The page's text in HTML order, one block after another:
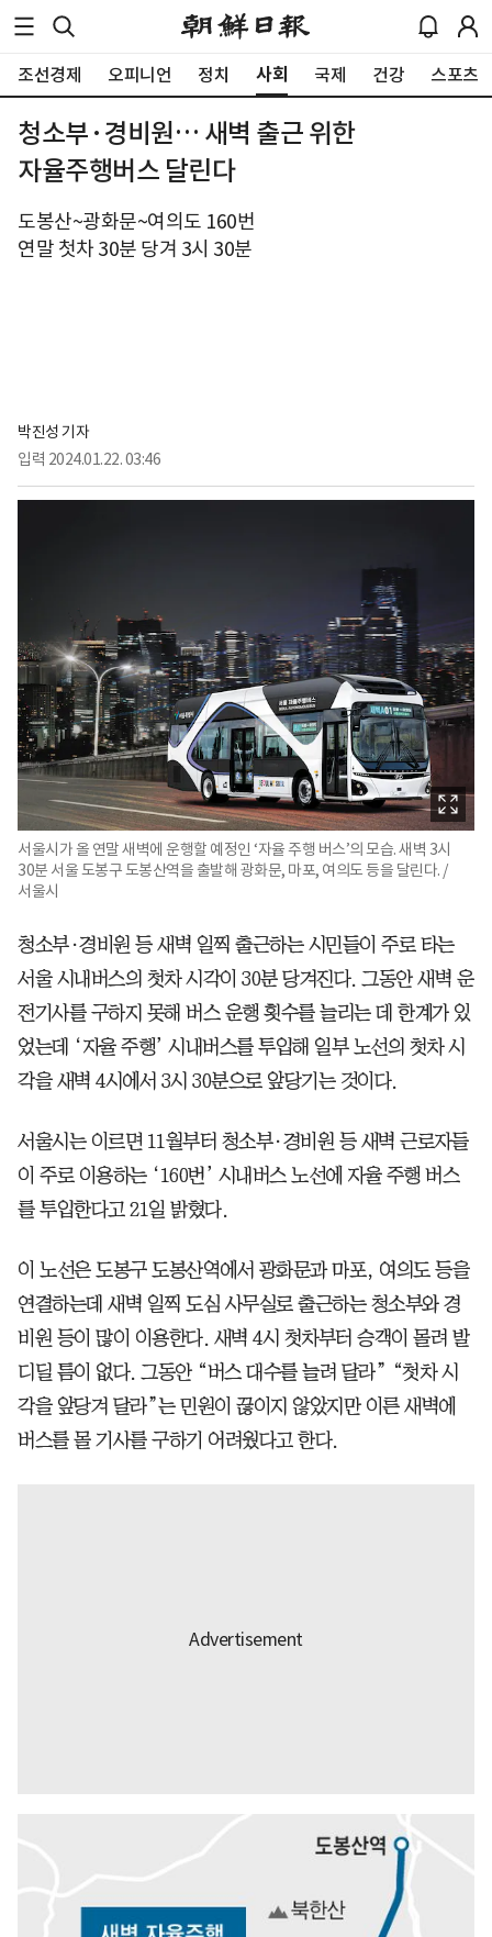
조선경제 오피니언 정치 사회 국제 건강 스포츠
청소부·경비원… 새벽 출근 위한
자율주행버스 달린다
도봉산~광화문~여의도 160번
연말 첫차 30분 당겨 3시 30분
박진성 기자
입력 2024.01.22. 03:46
서울시가 올 연말 새벽에 운행할 예정인 ‘자율 주행 버스’의 모습. 새벽 3시
30분 서울 도봉구 도봉산역을 출발해 광화문, 마포, 여의도 등을 달린다. /
서울시
청소부·경비원 등 새벽 일찍 출근하는 시민들이 주로 타는
서울 시내버스의 첫차 시각이 30분 당겨진다. 그동안 새벽 운
전기사를 구하지 못해 버스 운행 횟수를 늘리는 데 한계가 있
었는데 ‘자율 주행’ 시내버스를 투입해 일부 노선의 첫차 시
각을 새벽 4시에서 3시 30분으로 앞당기는 것이다.
서울시는 이르면 11월부터 청소부·경비원 등 새벽 근로자들
이 주로 이용하는 ‘160번’ 시내버스 노선에 자율 주행 버스
를 투입한다고 21일 밝혔다.
이 노선은 도봉구 도봉산역에서 광화문과 마포, 여의도 등을
연결하는데 새벽 일찍 도심 사무실로 출근하는 청소부와 경
비원 등이 많이 이용한다. 새벽 4시 첫차부터 승객이 몰려 발
디딜 틈이 없다. 그동안 “버스 대수를 늘려 달라” “첫차 시
각을 앞당겨 달라”는 민원이 끊이지 않았지만 이른 새벽에
버스를 몰 기사를 구하기 어려웠다고 한다.